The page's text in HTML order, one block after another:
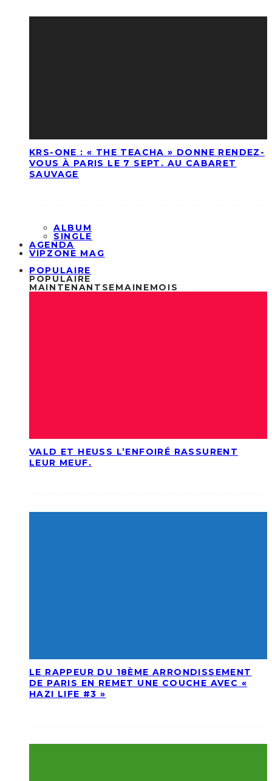
KRS-ONE : « THE TEACHA » DONNE RENDEZ-
VOUS À PARIS LE 7 SEPT. AU CABARET
SAUVAGE
ALBUM
SINGLE
AGENDA
VIPZONE MAG
POPULAIRE
POPULAIRE
MAINTENANT SEMAINEMOIS
VALD ET HEUSS L’ENFOIRÉ RASSURENT
LEUR MEUF.
LE RAPPEUR DU 18ÈME ARRONDISSEMENT
DE PARIS EN REMET UNE COUCHE AVEC «
HAZI LIFE #3 »